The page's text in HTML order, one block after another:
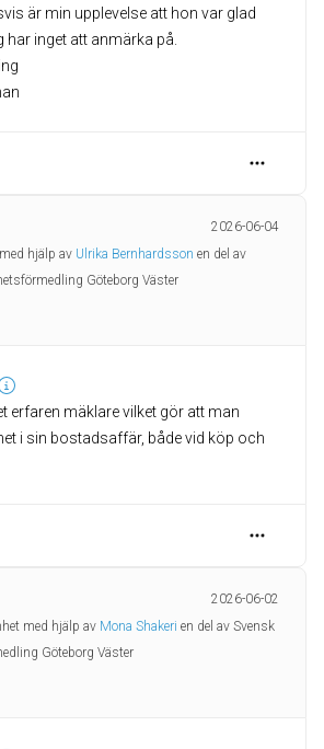
är min upplevelse att hon var glad
har inget att anmärka på.
2026-06-04
hjälp av Ulrika Bernhardsson en del av
Göteborg Väster
erfaren mäklare vilket gör att man
i sin bostadsaffär, både vid köp och
2026-06-02
med hjälp av Mona Shakeri en del av Svensk
Göteborg Väster